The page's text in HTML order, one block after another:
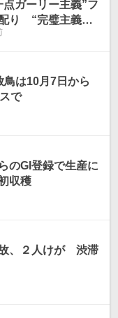
ガーリー主義”フ
り “完璧主義で
を演出
鳥は10月7日から
で
のGI登録で生産に
収穫
、２人けが 渋滞